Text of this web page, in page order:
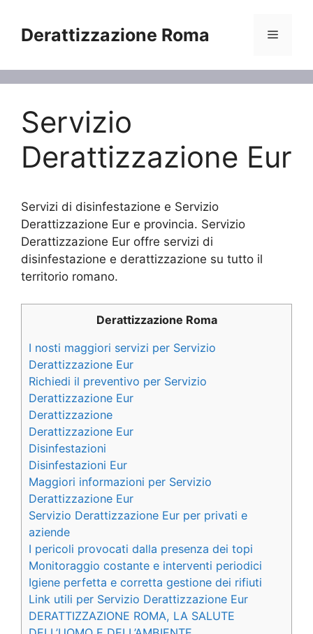
contenuto
Derattizzazione Roma Menu
Servizio
Derattizzazione Eur
Servizi di disinfestazione e Servizio
Derattizzazione Eur e provincia. Servizio
Derattizzazione Eur offre servizi di
disinfestazione e derattizzazione su tutto il
territorio romano.
Derattizzazione Roma
I nosti maggiori servizi per Servizio
Derattizzazione Eur
Richiedi il preventivo per Servizio
Derattizzazione Eur
Derattizzazione
Derattizzazione Eur
Disinfestazioni
Disinfestazioni Eur
Maggiori informazioni per Servizio
Derattizzazione Eur
Servizio Derattizzazione Eur per privati e
aziende
I pericoli provocati dalla presenza dei topi
Monitoraggio costante e interventi periodici
Igiene perfetta e corretta gestione dei rifiuti
Link utili per Servizio Derattizzazione Eur
DERATTIZZAZIONE ROMA, LA SALUTE